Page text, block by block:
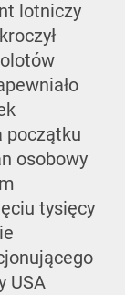
lotniczy
początku
osobowy
tysięcy
USA